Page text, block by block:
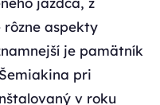
aspekty
je pamätník
pri
v roku